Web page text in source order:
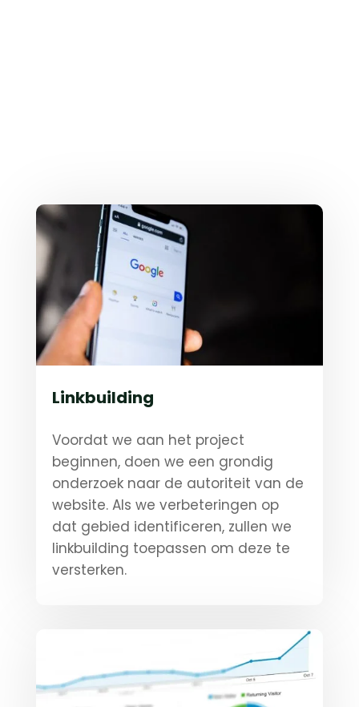
Linkbuilding
Voordat we aan het project
beginnen, doen we een grondig
onderzoek naar de autoriteit van de
website. Als we verbeteringen op
dat gebied identificeren, zullen we
linkbuilding toepassen om deze te
versterken.